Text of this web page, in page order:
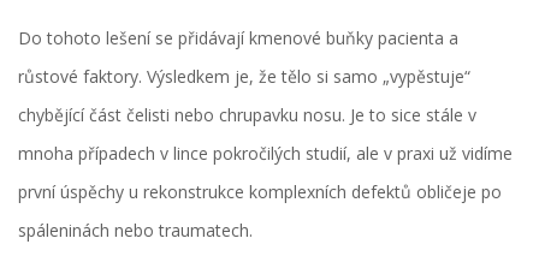
Do tohoto lešení se přidávají kmenové buňky pacienta a
růstové faktory. Výsledkem je, že tělo si samo „vypěstuje“
chybějící část čelisti nebo chrupavku nosu. Je to sice stále v
mnoha případech v lince pokročilých studií, ale v praxi už vidíme
první úspěchy u rekonstrukce komplexních defektů obličeje po
spáleninách nebo traumatech.